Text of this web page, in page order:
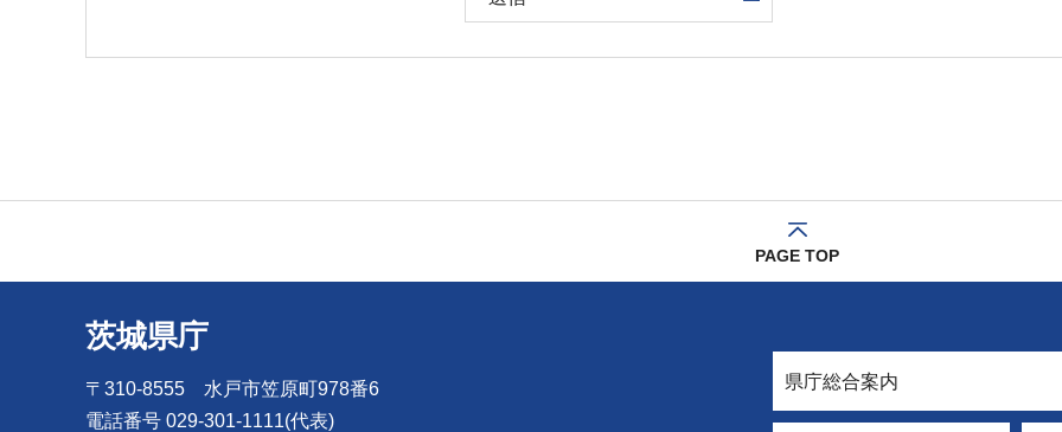
PAGE TOP
茨城県庁
〒310-8555 水戸市笠原町978番6
電話番号 029-301-1111(代表)
県庁総合案内